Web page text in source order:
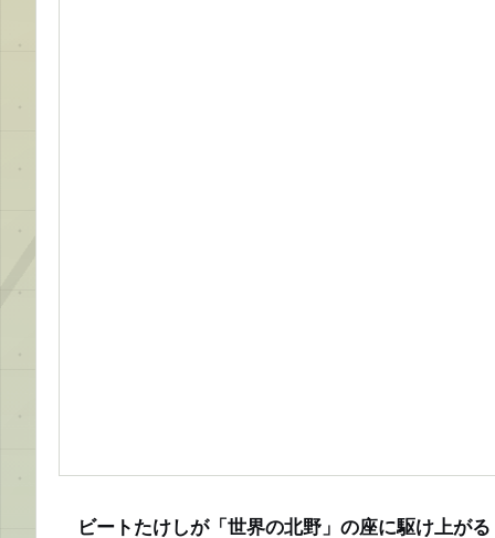
ビートたけしが「世界の北野」の座に駆け上がる